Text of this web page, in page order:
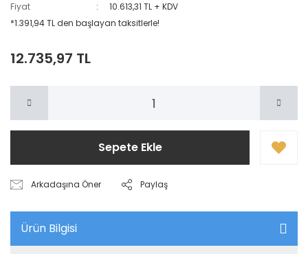
Fiyat
10.613,31 TL + KDV
*1.391,94 TL den başlayan taksitlerle!
12.735,97 TL
Sepete Ekle
Arkadaşına Öner Paylaş
Ürün Bilgisi